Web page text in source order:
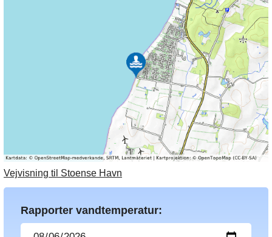
Vejvisning til Stoense Havn
Rapporter vandtemperatur: